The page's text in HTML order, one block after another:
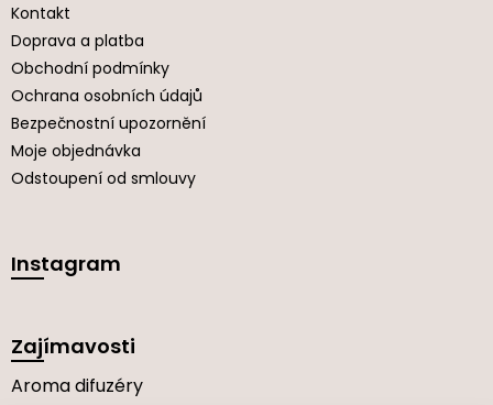
Kontakt
Doprava a platba
Obchodní podmínky
Ochrana osobních údajů
Bezpečnostní upozornění
Moje objednávka
Odstoupení od smlouvy
Instagram
Zajímavosti
Aroma difuzéry